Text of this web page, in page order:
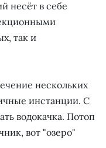
несёт в себе
так и
нескольких
инстанции. С
водокачка. Потоп
вот "озеро"